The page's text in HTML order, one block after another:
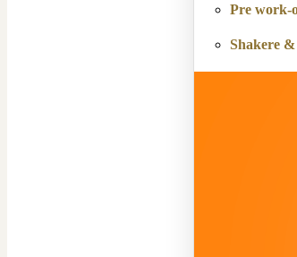
Pre work-
Shakere